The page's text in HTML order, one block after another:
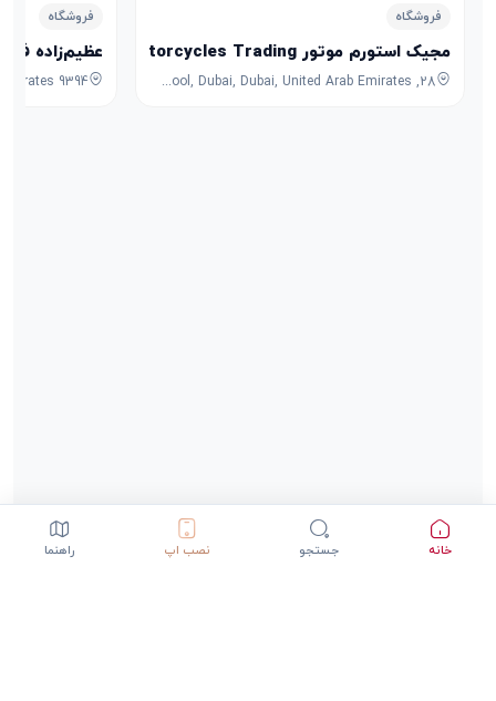
فروشگاه
مجیک استورم موتور Magic Storm Motorcycles Trading
28, 7B Street, Umm Ramool, Dubai, Dubai, United Arab Emirates
فروشگاه
عظیم‌زاده
خانه جستجو نصب اپ راهنما